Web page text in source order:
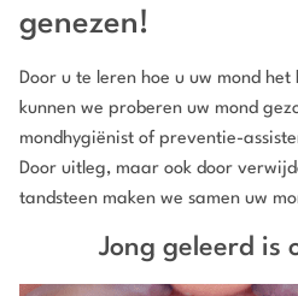
genezen!
Door u te leren hoe u uw mond
kunnen we proberen uw mond
mondhygiënist of preventie-
Door uitleg, maar ook door
tandsteen maken we samen uw
Jong geleerd is